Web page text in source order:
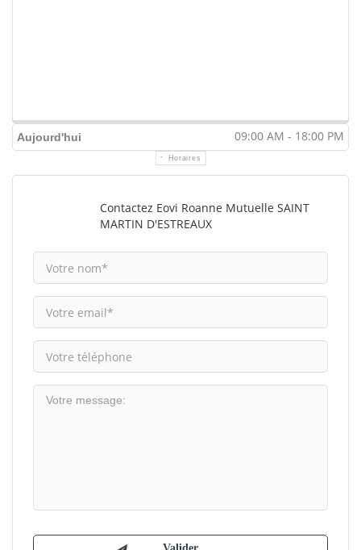
Aujourd'hui 09:00 AM - 18:00 PM
Horaires
Contactez Eovi Roanne Mutuelle SAINT
MARTIN D'ESTREAUX